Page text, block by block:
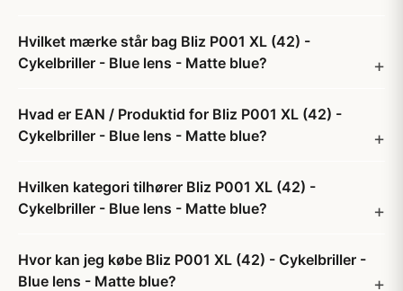
Hvilket mærke står bag Bliz P001 XL (42) -
Cykelbriller - Blue lens - Matte blue?
Hvad er EAN / Produktid for Bliz P001 XL (42) -
Cykelbriller - Blue lens - Matte blue?
Hvilken kategori tilhører Bliz P001 XL (42) -
Cykelbriller - Blue lens - Matte blue?
Hvor kan jeg købe Bliz P001 XL (42) - Cykelbriller -
Blue lens - Matte blue?